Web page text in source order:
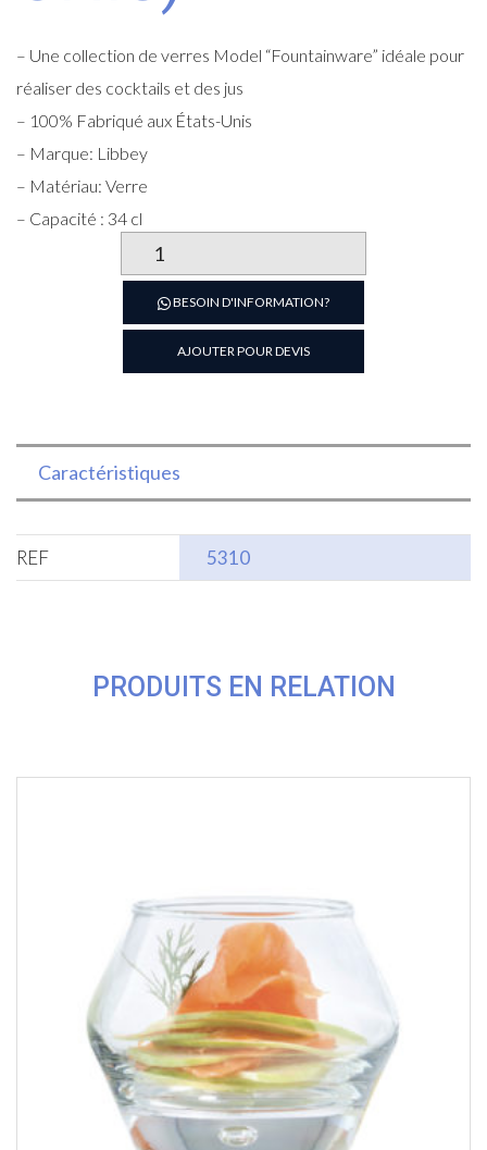
– Une collection de verres Model “Fountainware” idéale pour
réaliser des cocktails et des jus
– 100% Fabriqué aux États-Unis
– Marque: Libbey
– Matériau: Verre
– Capacité : 34 cl
de
VERRE
A
JUS
MODEL
BESOIN D'INFORMATION?
AJOUTER POUR DEVIS
Caractéristiques
REF 5310
PRODUITS EN RELATION